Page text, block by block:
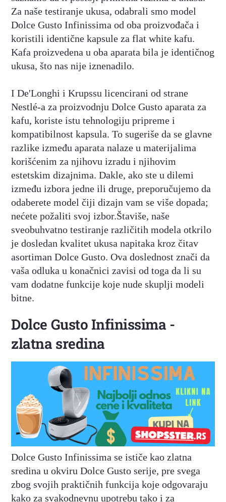
Za naše testiranje ukusa, odabrali smo model
Dolce Gusto Infinissima od oba proizvođača i
koristili identične kapsule za flat white kafu.
Kafa proizvedena u oba aparata bila je identičnog
ukusa, što nas nije iznenadilo.
I De'Longhi i Krupssu licencirani od strane
Nestlé-a za proizvodnju Dolce Gusto aparata za
kafu, koriste istu tehnologiju pripreme i
kompatibilnost kapsula. To sugeriše da se glavne
razlike između aparata nalaze u materijalima
korišćenim za njihovu izradu i njihovim
estetskim dizajnima. Dakle, ako ste u dilemi
između izbora jedne ili druge, preporučujemo da
odaberete model čiji dizajn vam se više dopada;
nećete požaliti svoj izbor.Štaviše, naše
sveobuhvatno testiranje različitih modela otkrilo
je dosledan kvalitet ukusa napitaka kroz čitav
asortiman Dolce Gusto. Ova doslednost znači da
vaša odluka u konačnici zavisi od toga da li su
vam dodatne funkcije koje nude skuplji modeli
bitne.
Dolce Gusto Infinissima -
zlatna sredina
Dolce Gusto Infinissima se ističe kao zlatna
sredina u okviru Dolce Gusto serije, pre svega
zbog svojih praktičnih funkcija koje odgovaraju
kako za svakodnevnu upotrebu tako i za